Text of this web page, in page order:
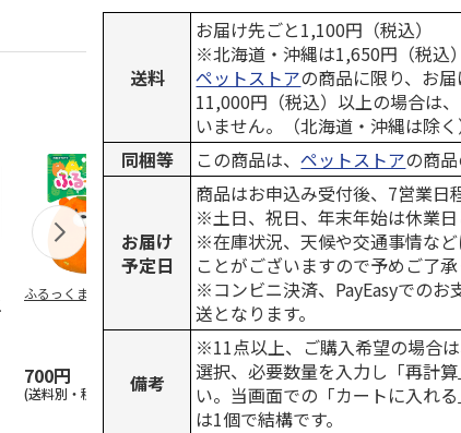
ふるっくま みかん
700円
(送料別・税込)
デオトイレ 飛び散
らない消臭・抗菌サ
ンド 4L
1,320円
(送料別・税込)
獣医師開発 ニオイ
イレ ナチュラルグ
レー
1,550円
(送料別・税込)
…
(
送料
お届け先ごと1,100円（税込）
※北海道・沖縄は1,650円（税込）
ペットストアの商品に限り、お
11,000円（税込）以上の場合は
いません。（北海道・沖縄は除く
同梱等
この商品は、ペットストアの商品
お届け
予定日
商品はお申込み受付後、7営業日
※土日、祝日、年末年始は休業日
※在庫状況、天候や交通事情な
ことがございますので予めご了承
※コンビニ決済、PayEasyでのお
送となります。
備考
※11点以上、ご購入希望の場合
選択、必要数量を入力し「再計
い。当画面での「カートに入れ
は1個で結構です。